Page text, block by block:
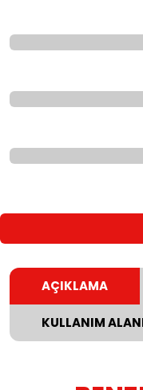
AÇIKLAMA
KULLANIM